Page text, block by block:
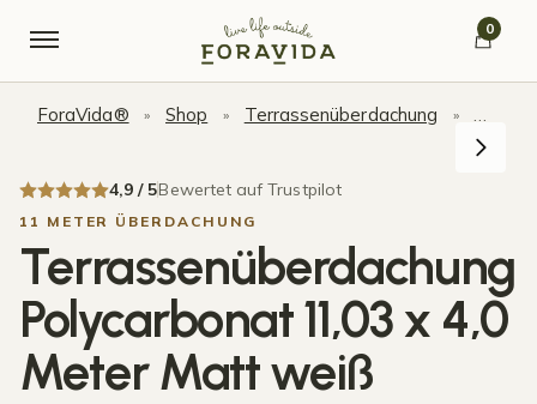
0
ForaVida® » Shop » Terrassenüberdachung »
4,9 / 5Bewertet auf Trustpilot
11 METER ÜBERDACHUNG
Terrassenüberdachung
Polycarbonat 11,03 x 4,0
Meter Matt weiß